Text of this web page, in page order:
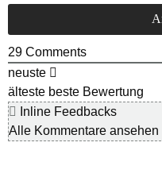
29 Comments
neuste
älteste beste Bewertung
Inline Feedbacks
Alle Kommentare ansehen